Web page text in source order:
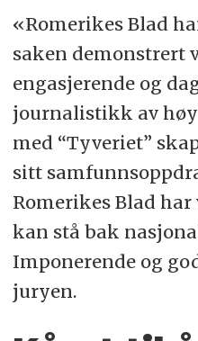
«Romerikes Blad
saken demonstrert
engasjerende og
journalistikk av
med “Tyveriet”
sitt
Romerikes Blad
kan stå bak
Imponerende og
juryen.